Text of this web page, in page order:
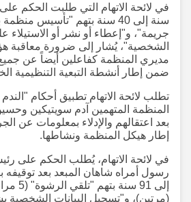
سنة إلى 40 سنة بتهم "تأسيس
جريمة"، و"إعطاء أو نشر أو الاستيلاء على
الشخصية"، يُشار إلى ضرورة معاقبة
مديري المنظمة كفاعلين أيضاً عن جميع
ضمن إطار أنشطة التبعية التنظيمية
تطلب لائحة الاتهام تطبيق أحكام "الندم
المنظمة المتهمين آدم سويتيكين
بعد اعتقالهم والإدلاء بمعلومات عن
إطار هيكل المنظمة ونشاطها.
في لائحة الاتهام، يُطلب الحكم على
إلى 91 سنة بتهم
(مرتين)، و"تسجيل البيانات الشخصية